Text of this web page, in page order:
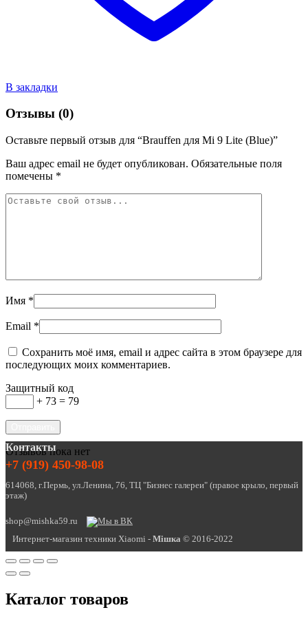
В закладки
Отзывы (0)
Оставьте первый отзыв для “Brauffen для Mi 9 Lite (Blue)”
Ваш адрес email не будет опубликован. Обязательные поля
помечены *
Имя *
Email *
Сохранить моё имя, email и адрес сайта в этом браузере для
последующих моих комментариев.
Защитный код
+ 73 = 79
Отзывов пока нет
Контакты
+7 (919) 450-98-08
614068, г.Пермь, ул.Ленина, 76, ТЦ "Бизнес галереи" (правое крыло, первый
этаж)
shop@mishka59.ru
Интернет-магазин техники Xiaomi - Miшка © 2016-2022
Каталог товаров